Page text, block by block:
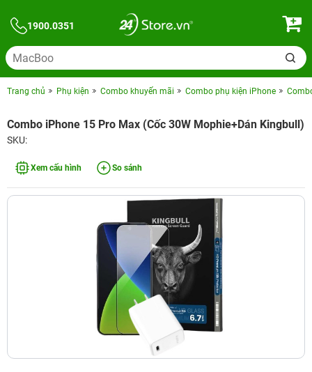
1900.0351
Trang chủ Phụ kiện Combo khuyến mãi Combo phụ kiện iPhone
Combo iPhone 15 Pro Max (Cốc 30W Mophie+Dán Kingbull)
SKU:
Xem cấu hình So sánh